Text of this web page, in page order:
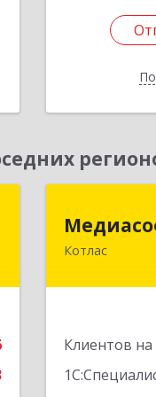
Котлас
Клиентов
165300,